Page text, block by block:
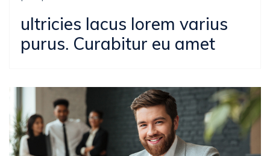
ultricies lacus lorem varius
purus. Curabitur eu amet